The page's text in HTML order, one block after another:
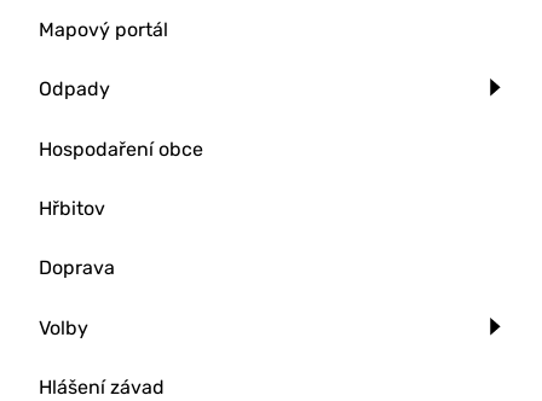
Mapový portál
Odpady
Hospodaření obce
Hřbitov
Doprava
Volby
Hlášení závad